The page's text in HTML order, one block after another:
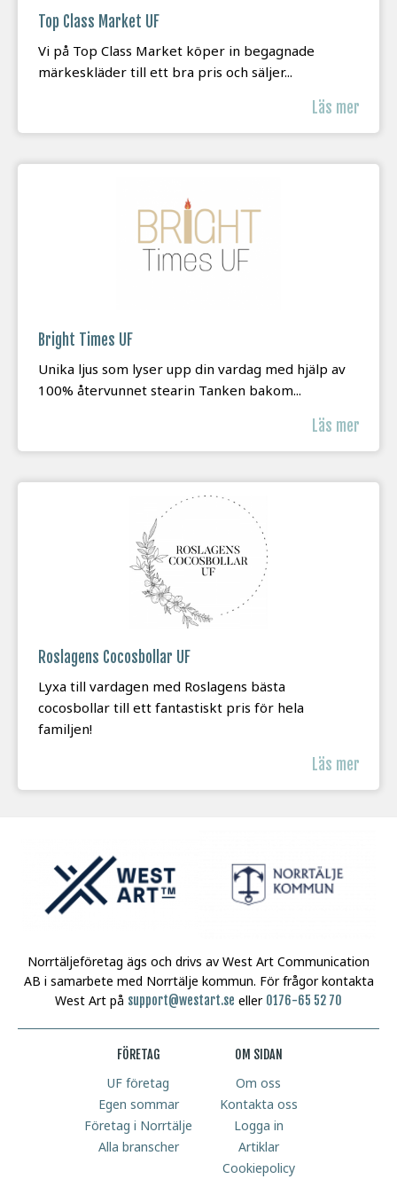
Top Class Market UF
Vi på Top Class Market köper in begagnade
märkeskläder till ett bra pris och säljer...
Läs mer
Bright Times UF
Unika ljus som lyser upp din vardag med hjälp av
100% återvunnet stearin Tanken bakom...
Läs mer
Roslagens Cocosbollar UF
Lyxa till vardagen med Roslagens bästa
cocosbollar till ett fantastiskt pris för hela
familjen!
Läs mer
Norrtäljeföretag ägs och drivs av West Art Communication
AB i samarbete med Norrtälje kommun. För frågor kontakta
West Art på support@westart.se eller 0176-65 52 70
FÖRETAG
UF företag
Egen sommar
Företag i Norrtälje
Alla branscher
OM SIDAN
Om oss
Kontakta oss
Logga in
Artiklar
Cookiepolicy